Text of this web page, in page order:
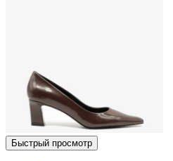
Быстрый просмотр